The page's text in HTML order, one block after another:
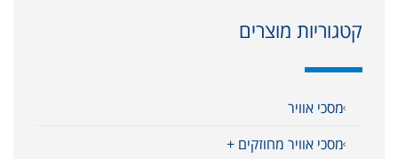
קטגוריות מוצרים
מסכי אוויר
מסכי אוויר מחוזקים +